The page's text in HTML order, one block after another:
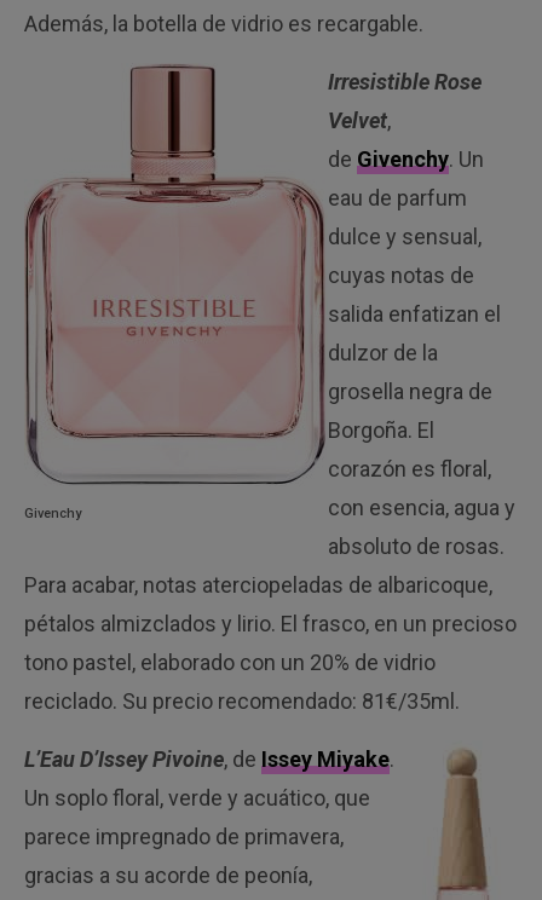
Además, la botella de vidrio es recargable.
Givenchy
Irresistible Rose
Velvet,
deGivenchy. Un
eau de parfum
dulce y sensual,
cuyas notas de
salida enfatizan el
dulzor de la
grosella negra de
Borgoña. El
corazón es floral,
con esencia, agua y
absoluto de rosas.
Para acabar, notas aterciopeladas de albaricoque,
pétalos almizclados y lirio. El frasco, en un precioso
tono pastel, elaborado con un 20% de vidrio
reciclado. Su precio recomendado: 81€/35ml.
L’Eau D’Issey Pivoine, deIssey Miyake.
Un soplo floral, verde y acuático, que
parece impregnado de primavera,
gracias a su acorde de peonía,